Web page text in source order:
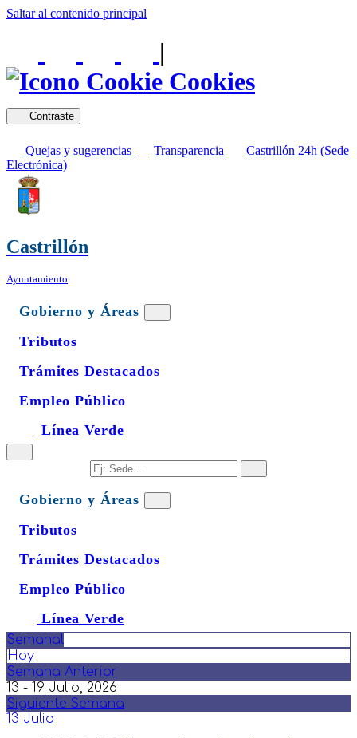
Saltar al contenido principal
|
Cookies
Contraste
Quejas y sugerencias Transparencia
Castrillón 24h (Sede
Electrónica)
Castrillón
Ayuntamiento
Gobierno y Áreas
Tributos
Trámites Destacados
Empleo Público
Línea Verde
Gobierno y Áreas
Tributos
Trámites Destacados
Empleo Público
Línea Verde
Semanal
Hoy
Semana Anterior
13 - 19 Julio, 2026
Siguiente Semana
13 Julio